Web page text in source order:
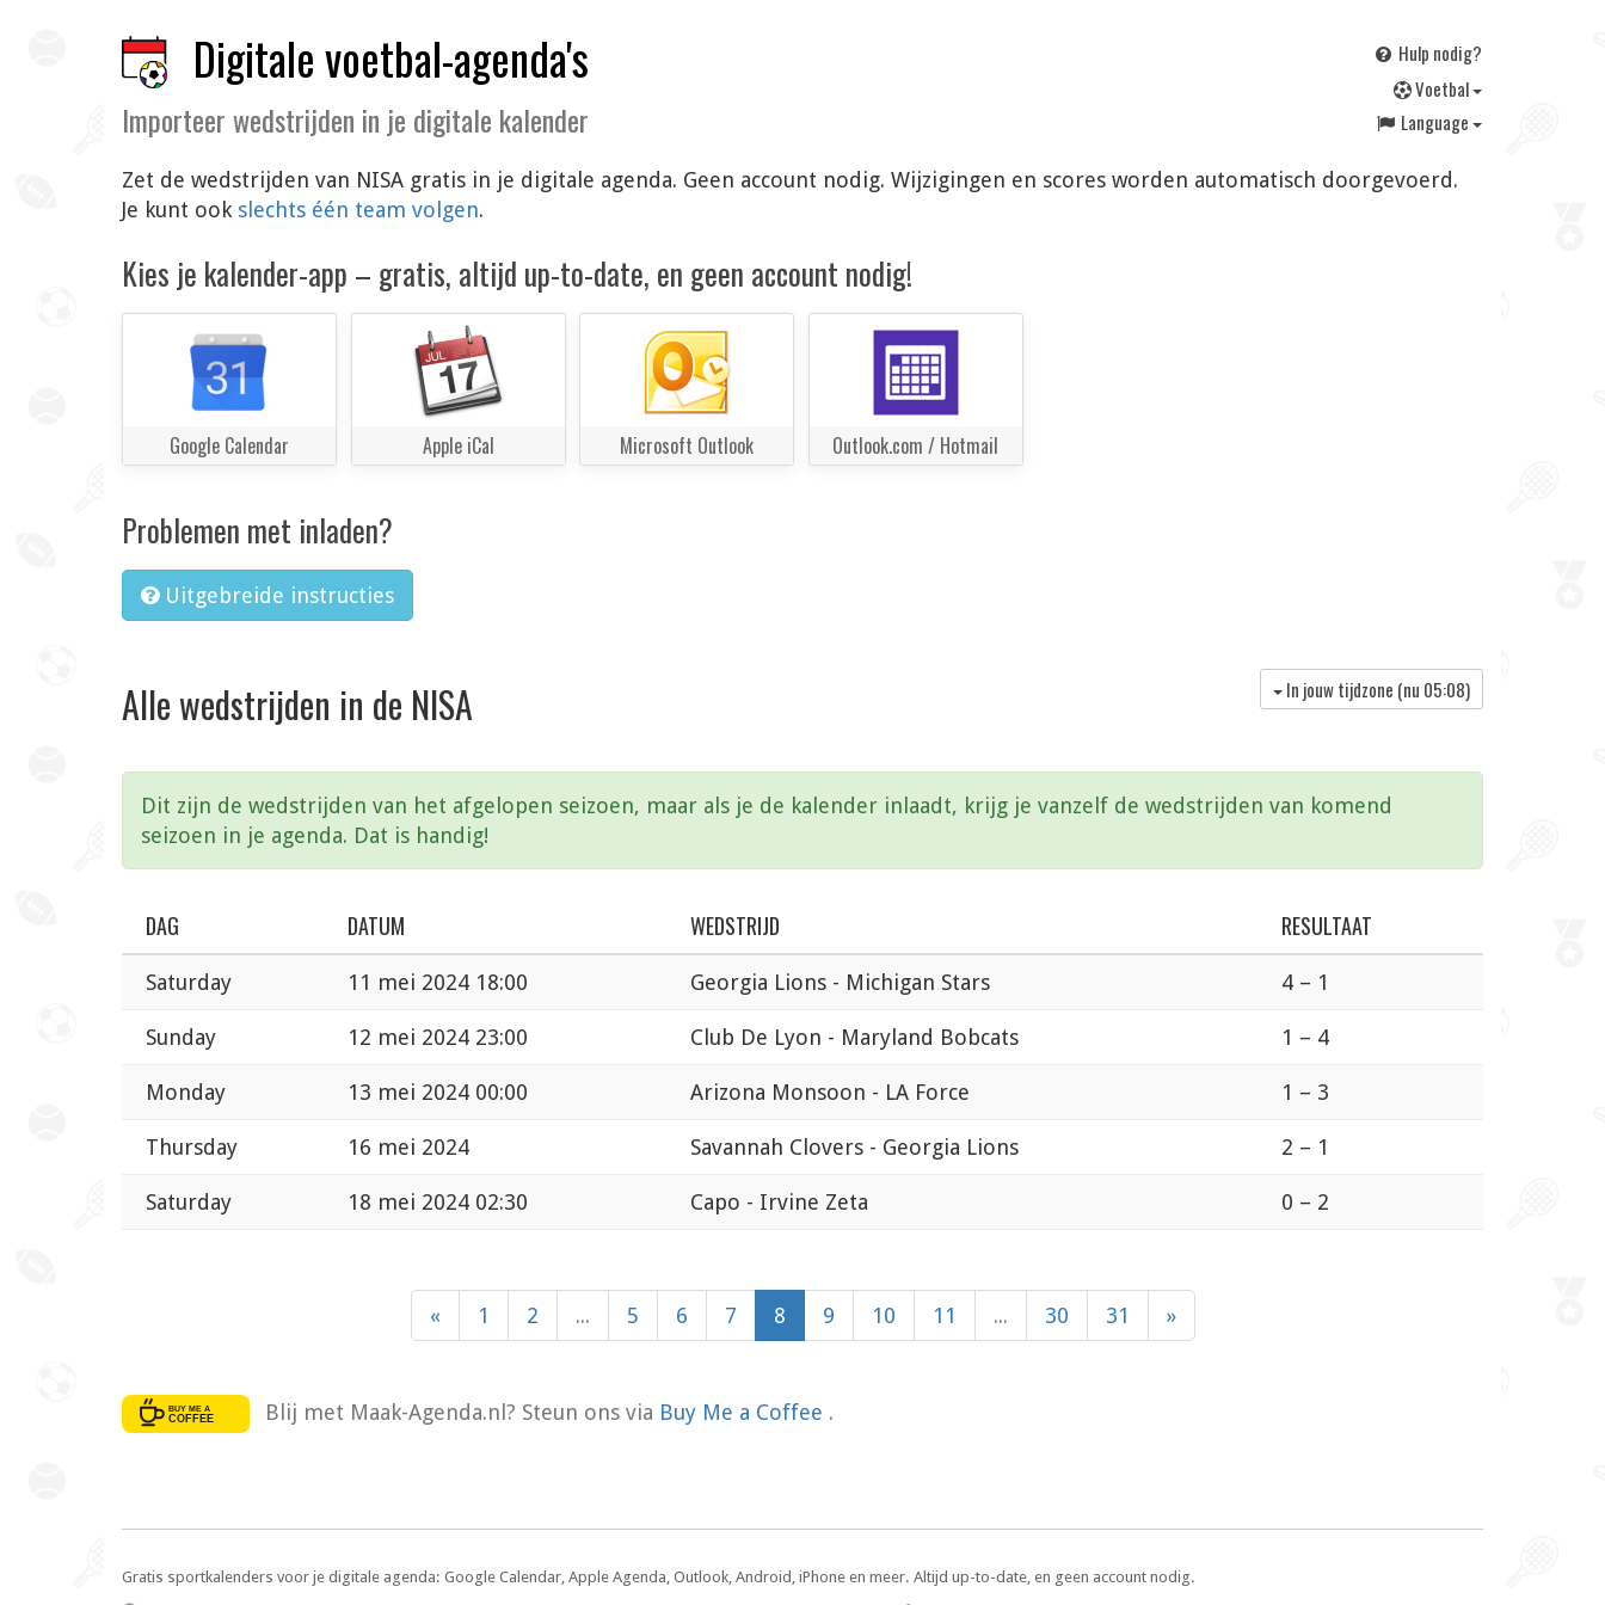
Digitale voetbal-agenda's
Importeer wedstrijden in je digitale kalender
Hulp nodig?
Voetbal
Language
Zet de wedstrijden van NISA gratis in je digitale agenda. Geen account nodig. Wijzigingen en scores worden automatisch doorgevoerd.
Je kunt ook slechts één team volgen.
Kies je kalender-app – gratis, altijd up-to-date, en geen account nodig!
Google Calendar Apple iCal Microsoft Outlook Outlook.com / Hotmail
Problemen met inladen?
Uitgebreide instructies
Alle wedstrijden in de NISA In jouw tijdzone (nu 05:08)
Dit zijn de wedstrijden van het afgelopen seizoen, maar als je de kalender inlaadt, krijg je vanzelf de wedstrijden van komend
seizoen in je agenda. Dat is handig!
DAG DATUM WEDSTRIJD RESULTAAT
Saturday 11 mei 2024 18:00 Georgia Lions - Michigan Stars 4 – 1
Sunday 12 mei 2024 23:00 Club De Lyon - Maryland Bobcats 1 – 4
Monday 13 mei 2024 00:00 Arizona Monsoon - LA Force 1 – 3
Thursday 16 mei 2024 Savannah Clovers - Georgia Lions 2 – 1
Saturday 18 mei 2024 02:30 Capo - Irvine Zeta 0 – 2
« 1 2 ... 5 6 7 8 9 10 11 ... 30 31 »
Blij met Maak-Agenda.nl? Steun ons via Buy Me a Coffee .
Gratis sportkalenders voor je digitale agenda: Google Calendar, Apple Agenda, Outlook, Android, iPhone en meer. Altijd up-to-date, en geen account nodig.